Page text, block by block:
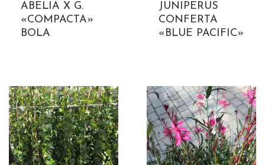
ABELIA X G.
«COMPACTA»
BOLA
JUNIPERUS
CONFERTA
«BLUE PACIFIC»